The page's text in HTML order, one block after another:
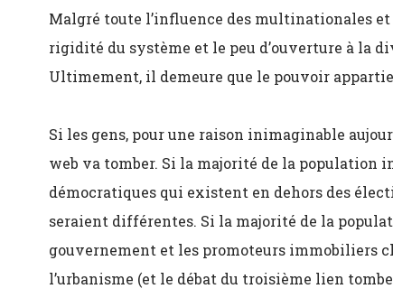
Malgré toute l’influence des multinationales
rigidité du système et le peu d’ouverture à la
Ultimement, il demeure que le pouvoir
Si les gens, pour une raison inimaginable
web va tomber. Si la majorité de la population
démocratiques qui existent en dehors des
seraient différentes. Si la majorité de la
gouvernement et les promoteurs immobiliers
l’urbanisme (et le débat du troisième lien